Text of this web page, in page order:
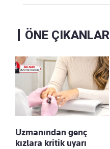
ÖNE ÇIKANLAR
Uzmanından genç
kızlara kritik uyarı